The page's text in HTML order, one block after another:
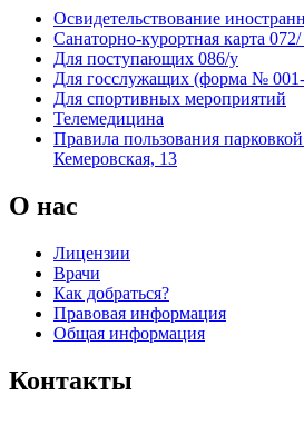
Освидетельствование
Санаторно-курортная карта
Для поступающих 086/у
Для госслужащих (форма №
Для спортивных мероприятий
Телемедицина
Правила пользования
Кемеровская, 13
О нас
Лицензии
Врачи
Как добраться?
Правовая информация
Общая информация
Контакты